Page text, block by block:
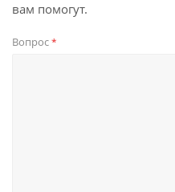
вам помогут.
Вопрос*